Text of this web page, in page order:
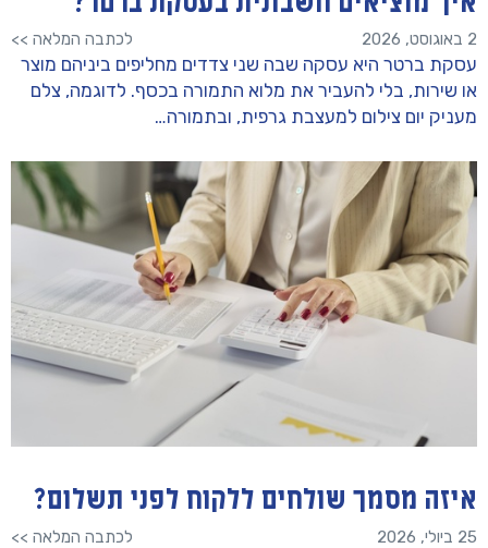
2 באוגוסט, 2026 לכתבה המלאה >>
עסקת ברטר היא עסקה שבה שני צדדים מחליפים ביניהם מוצר
או שירות, בלי להעביר את מלוא התמורה בכסף. לדוגמה, צלם
מעניק יום צילום למעצבת גרפית, ובתמורה…
איזה מסמך שולחים ללקוח לפני תשלום?
25 ביולי, 2026 לכתבה המלאה >>